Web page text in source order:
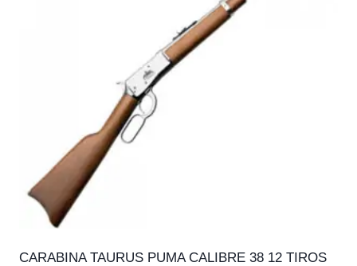
CARABINA TAURUS PUMA CALIBRE 38 12 TIROS